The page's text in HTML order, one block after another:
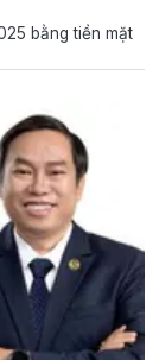
bằng tiền mặt